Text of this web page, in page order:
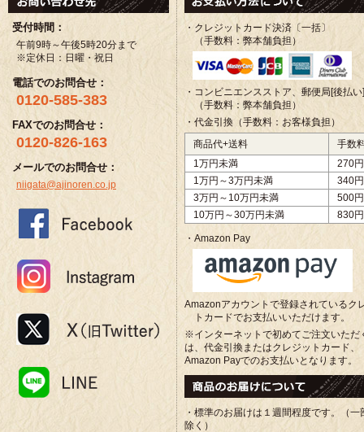
受付時間：
午前9時～午後5時20分まで
※定休日：日曜・祝日
電話でのお問合せ：
0120-585-383
FAXでのお問合せ：
0120-826-163
メールでのお問合せ：
niigata@ajinoren.co.jp
・クレジットカード決済〔一括〕
（手数料：弊本舗負担）
・コンビニエンスストア、郵便局[後払い]
（手数料：弊本舗負担）
・代金引換（手数料：お客様負担）
商品代+送料
手数
1万円未満
270円
1万円～3万円未満
340円
3万円～10万円未満
500円
10万円～30万円未満
830円
・Amazon Pay
Amazonアカウントで登録されているク
トカードでお支払いいただけます。
※インターネットで初めてご注文いただ
は、代金引換またはクレジットカード、
Amazon Payでのお支払いとなります。
・標準のお届けは１週間程度です。（一
除く）